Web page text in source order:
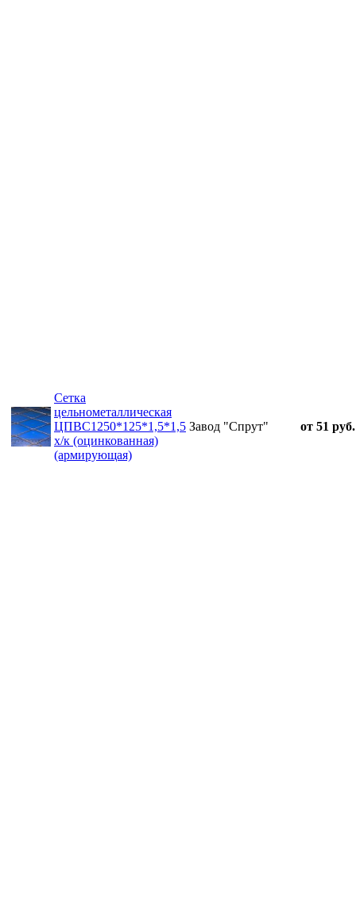
Сетка
цельнометаллическая
ЦПВС1250*125*1,5*1,5
х/к (оцинкованная)
(армирующая)
Завод "Спрут" от 51 руб.